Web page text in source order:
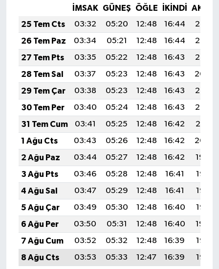
İMSAK GÜNEŞ ÖĞLE İKINDI
25 Tem Cts
03:32 05:20 12:48 16:44
20:07
26 Tem Paz
03:34 05:21 12:48 16:44
20:06
27 Tem Pts
03:35 05:22 12:48 16:43
20:05
28 Tem Sal
03:37 05:23 12:48 16:43
20:04
29 Tem Çar
03:38 05:23 12:48 16:43
20:03
30 Tem Per
03:40 05:24 12:48 16:43
20:02
31 Tem Cum
03:41 05:25 12:48 16:42
20:01
1 Ağu Cts
03:43 05:26 12:48 16:42
20:00
2 Ağu Paz
03:44 05:27 12:48 16:42
19:59
3 Ağu Pts
03:46 05:28 12:48 16:41
19:58
4 Ağu Sal
03:47 05:29 12:48 16:41
19:57
5 Ağu Çar
03:49 05:30 12:48 16:40
19:56
6 Ağu Per
03:50 05:31 12:48 16:40
19:54
7 Ağu Cum
03:52 05:32 12:48 16:39
19:53
8 Ağu Cts
03:53 05:33 12:47 16:39
19:52